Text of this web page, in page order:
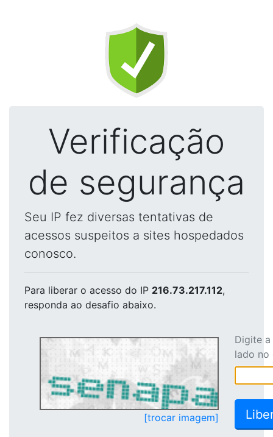
Verificação
de segurança
Seu IP fez diversas tentativas de
acessos suspeitos a sites hospedados
conosco.
Para liberar o acesso do IP 216.73.217.112,
responda ao desafio abaixo.
[trocar imagem]
Digite
lado no